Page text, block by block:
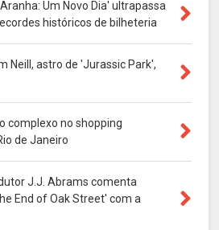
Um Novo Dia' ultrapassa
históricos de bilheteria
Neill, astro de 'Jurassic Park',
complexo no shopping
de Janeiro
J.J. Abrams comenta
End of Oak Street' com a